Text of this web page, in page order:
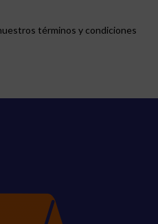
términos y condiciones